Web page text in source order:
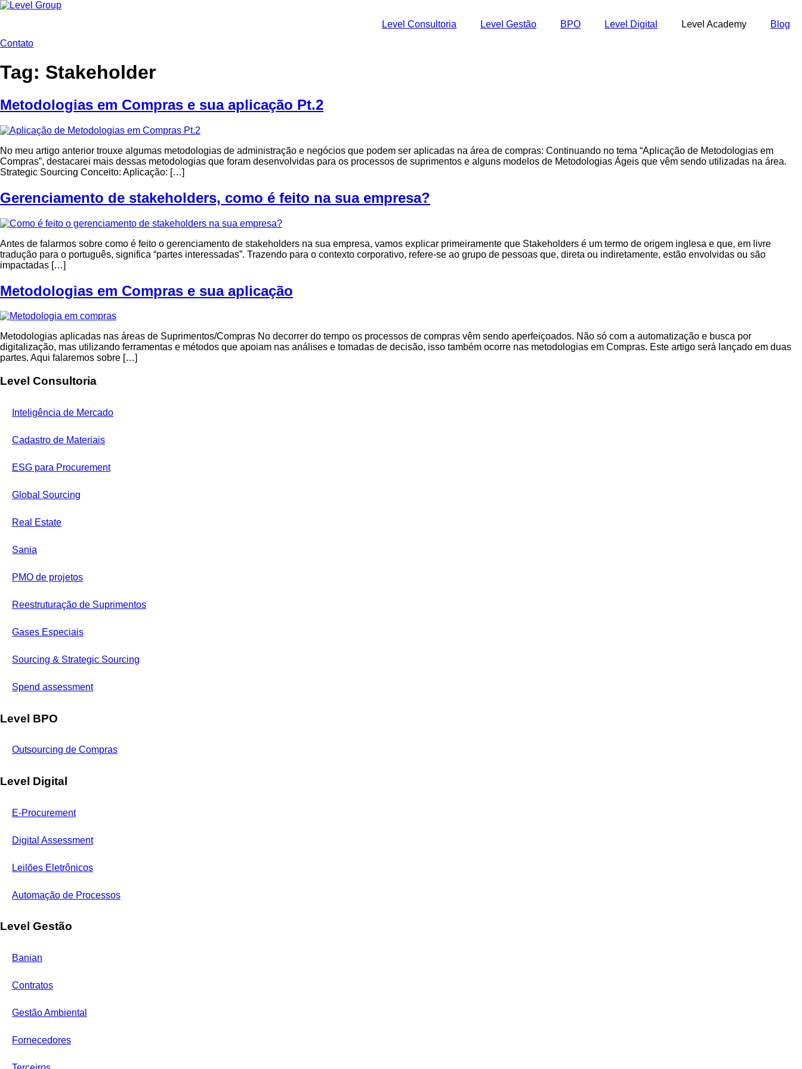
Ir
conteúdo
Level Consultoria Level Gestão BPO Level Digital Level Academy
Blog
Contato
Tag: Stakeholder
Metodologias em Compras e sua aplicação Pt.2
No meu artigo anterior trouxe algumas metodologias de administração e negócios que podem ser aplicadas na área de compras: Continuando no tema “Aplicação de Metodologias em
Compras”, destacarei mais dessas metodologias que foram desenvolvidas para os processos de suprimentos e alguns modelos de Metodologias Ágeis que vêm sendo utilizadas na área.
Strategic Sourcing Conceito: Aplicação: […]
Gerenciamento de stakeholders, como é feito na sua empresa?
Antes de falarmos sobre como é feito o gerenciamento de stakeholders na sua empresa, vamos explicar primeiramente que Stakeholders é um termo de origem inglesa e que, em livre
tradução para o português, significa “partes interessadas”. Trazendo para o contexto corporativo, refere-se ao grupo de pessoas que, direta ou indiretamente, estão envolvidas ou são
impactadas […]
Metodologias em Compras e sua aplicação
Metodologias aplicadas nas áreas de Suprimentos/Compras No decorrer do tempo os processos de compras vêm sendo aperfeiçoados. Não só com a automatização e busca por
digitalização, mas utilizando ferramentas e métodos que apoiam nas análises e tomadas de decisão, isso também ocorre nas metodologias em Compras. Este artigo será lançado em duas
partes. Aqui falaremos sobre […]
Level Consultoria
Inteligência de Mercado
Cadastro de Materiais
ESG para Procurement
Global Sourcing
Real Estate
Sania
PMO de projetos
Reestruturação de Suprimentos
Gases Especiais
Sourcing & Strategic Sourcing
Spend assessment
Level BPO
Outsourcing de Compras
Level Digital
E-Procurement
Digital Assessment
Leilões Eletrônicos
Automação de Processos
Level Gestão
Banian
Contratos
Gestão Ambiental
Fornecedores